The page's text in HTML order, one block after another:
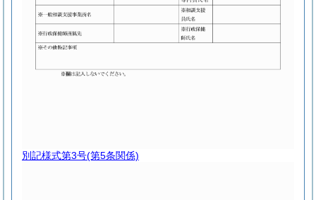
別記様式第3号(第5条関係)